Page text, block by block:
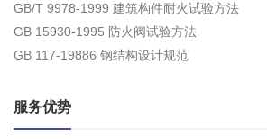
GB/T 9978-1999 建筑构件耐火试验方法
GB 15930-1995 防火阀试验方法
GB 117-19886 钢结构设计规范
服务优势